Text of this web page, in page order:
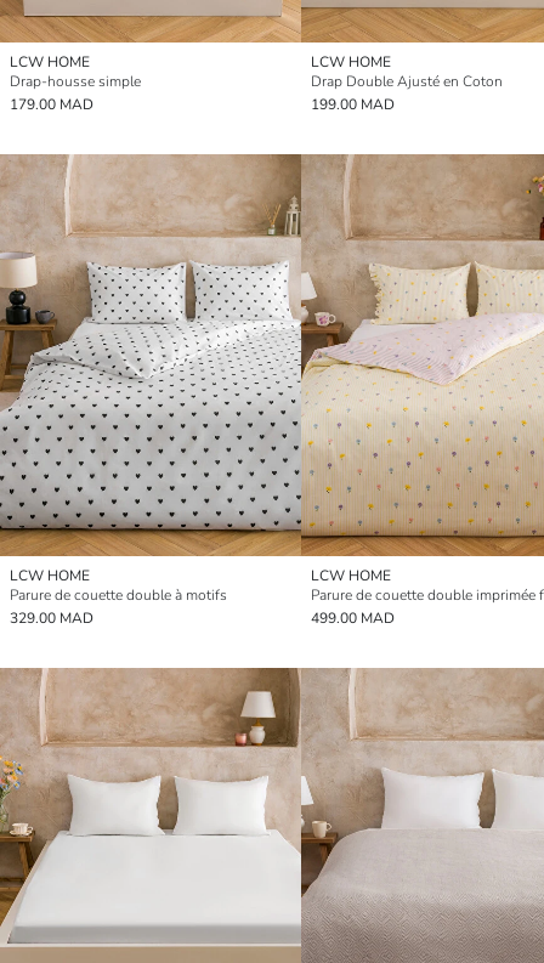
LCW HOME
Drap-housse simple
179.00 MAD
LCW HOME
Drap Double Ajusté en Coton
199.00 MAD
LCW HOME
Parure de couette double à motifs
329.00 MAD
LCW HOME
Parure de couette double imprimée
499.00 MAD